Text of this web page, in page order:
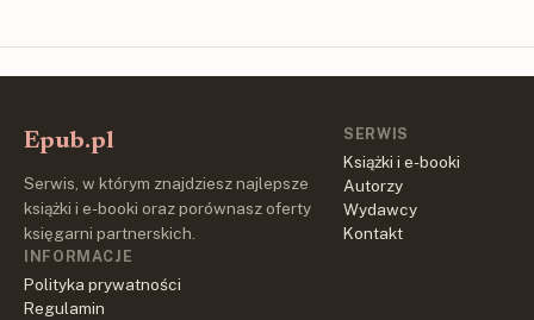
Epub.pl
Serwis, w którym znajdziesz najlepsze
książki i e-booki oraz porównasz oferty
księgarni partnerskich.
SERWIS
Książki i e-booki
Autorzy
Wydawcy
Kontakt
INFORMACJE
Polityka prywatności
Regulamin